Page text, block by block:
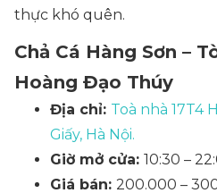
thực khó quên.
Chả Cá Hàng Sơn –
Hoàng Đạo Thúy
Địa chỉ: Toà nhà 17T4
Giấy, Hà Nội.
Giờ mở cửa: 10:30 –
Giá bán: 200.000 –